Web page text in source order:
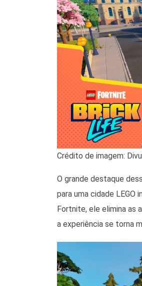
Crédito de imagem:
O grande destaque
para uma cidade
Fortnite, ele elimina as
a experiência se torna